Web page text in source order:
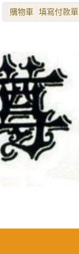
購物車 填寫付款單